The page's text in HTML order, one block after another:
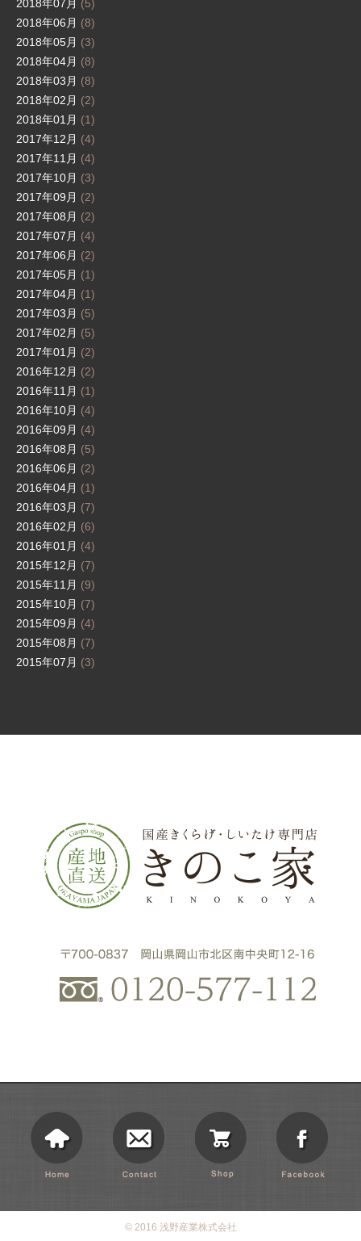
2018年07月 (5)
2018年06月 (8)
2018年05月 (3)
2018年04月 (8)
2018年03月 (8)
2018年02月 (2)
2018年01月 (1)
2017年12月 (4)
2017年11月 (4)
2017年10月 (3)
2017年09月 (2)
2017年08月 (2)
2017年07月 (4)
2017年06月 (2)
2017年05月 (1)
2017年04月 (1)
2017年03月 (5)
2017年02月 (5)
2017年01月 (2)
2016年12月 (2)
2016年11月 (1)
2016年10月 (4)
2016年09月 (4)
2016年08月 (5)
2016年06月 (2)
2016年04月 (1)
2016年03月 (7)
2016年02月 (6)
2016年01月 (4)
2015年12月 (7)
2015年11月 (9)
2015年10月 (7)
2015年09月 (4)
2015年08月 (7)
2015年07月 (3)
© 2016 浅野産業株式会社